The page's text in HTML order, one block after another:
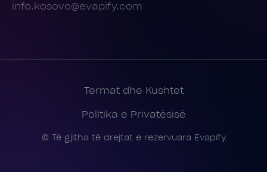
info.kosovo@evapify.com
Termat dhe Kushtet
Politika e Privatësisë
© Të gjitha të drejtat e rezervuara Evapify